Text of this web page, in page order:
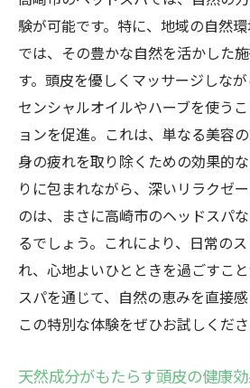
験が可能です。特に、地域の自然
では、その豊かな自然を活かした
す。頭皮を優しくマッサージしな
センシャルオイルやハーブを使う
ョンを促進。これは、単なる美容
身の疲れを取り除くための効果的
りに包まれながら、深いリラクゼ
のは、まさに高崎市のヘッドスパ
るでしょう。これにより、日常の
れ、心地よいひとときを過ごすこ
スパを通じて、自然の恵みを直接感
この特別な体験をぜひお試しくださ
天然成分がもたらす頭皮の健康